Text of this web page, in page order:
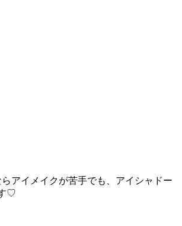
アイメイクが苦手でも、アイシャドー
♡